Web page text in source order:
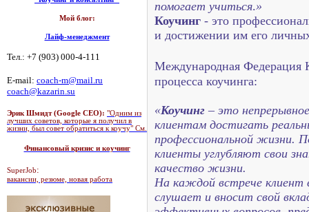
Мой блог:
Лайф-менеджмент
Тел.: +7 (903) 000-4-111
E-mail: coach-m@mail.ru
coach@kazarin.su
Эрик Шмидт (Google CEO): "Одним из
лучших советов, которые я получил в
жизни, был совет обратиться к коучу" См.
Финансовый кризис и коучинг
SuperJob:
вакансии, резюме, новая работа
помогает учиться.»
Коучинг - это
и достижении им его
Международная Федерация
процесса коучинга:
«Коучинг – это
клиентам достигать
профессиональной жизни.
клиенты углубляют свои
качество жизни.
На каждой встрече клиент
слушает и вносит свой